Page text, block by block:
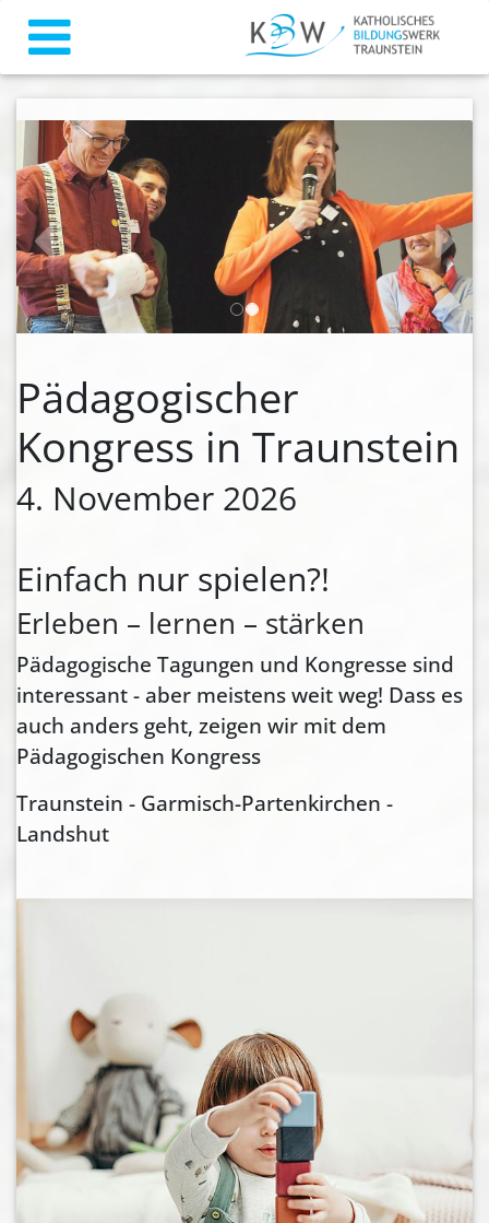
zurück weiter
Pädagogischer
Kongress in Traunstein
4. November 2026
Einfach nur spielen?!
Erleben – lernen – stärken
Pädagogische Tagungen und Kongresse sind
interessant - aber meistens weit weg! Dass es
auch anders geht, zeigen wir mit dem
Pädagogischen Kongress
Traunstein - Garmisch-Partenkirchen -
Landshut